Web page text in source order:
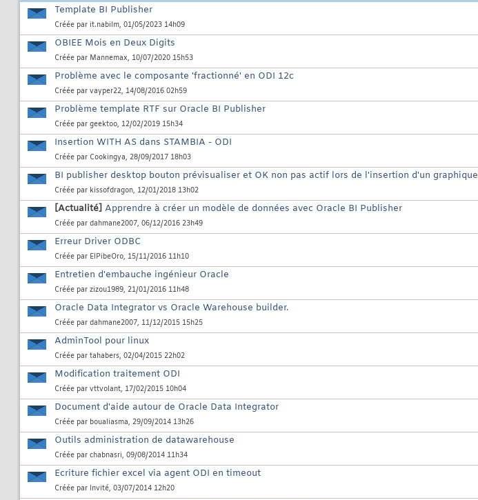
Template BI Publisher
Créée par it.nabilm, 01/05/2023 14h09
OBIEE Mois en Deux Digits
Créée par Mannemax, 10/07/2020 15h53
Problème avec le composante 'fractionné' en ODI 12c
Créée par vayper22, 14/08/2016 02h59
Problème template RTF sur Oracle BI Publisher
Créée par geektoo, 12/02/2019 15h34
Insertion WITH AS dans STAMBIA - ODI
Créée par Cookingya, 28/09/2017 18h03
BI publisher desktop bouton prévisualiser et OK non pas actif lors de l'insertion d'un graphique
Créée par kissofdragon, 12/01/2018 13h02
[Actualité] Apprendre à créer un modèle de données avec Oracle BI Publisher
Créée par dahmane2007, 06/12/2016 23h49
Erreur Driver ODBC
Créée par ElPibeOro, 15/11/2016 11h10
Entretien d'embauche ingénieur Oracle
Créée par zizou1989, 21/01/2016 11h48
Oracle Data Integrator vs Oracle Warehouse builder.
Créée par dahmane2007, 11/12/2015 15h25
AdminTool pour linux
Créée par tahabers, 02/04/2015 22h02
Modification traitement ODI
Créée par vttvolant, 17/02/2015 10h04
Document d'aide autour de Oracle Data Integrator
Créée par boualiasma, 29/09/2014 13h26
Outils administration de datawarehouse
Créée par chabnasri, 09/08/2014 11h34
Ecriture fichier excel via agent ODI en timeout
Créée par Invité, 03/07/2014 12h20